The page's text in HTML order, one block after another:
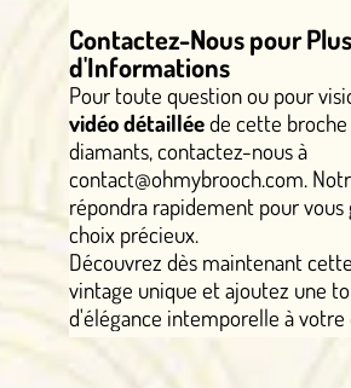
Contactez-Nous pour Plus
d'Informations
Pour toute question ou pour
vidéo détailléede cette
diamants, contactez-nous à
contact@ohmybrooch.com.
répondra rapidement pour vous
choix précieux.
Découvrez dès maintenant
vintage unique et ajoutez une
d'élégance intemporelle à